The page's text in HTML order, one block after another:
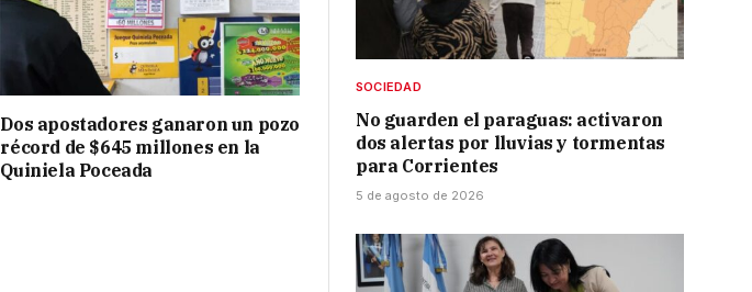
Dos apostadores ganaron un pozo
récord de $645 millones en la
Quiniela Poceada
SOCIEDAD
No guarden el paraguas: activaron
dos alertas por lluvias y tormentas
para Corrientes
5 de agosto de 2026